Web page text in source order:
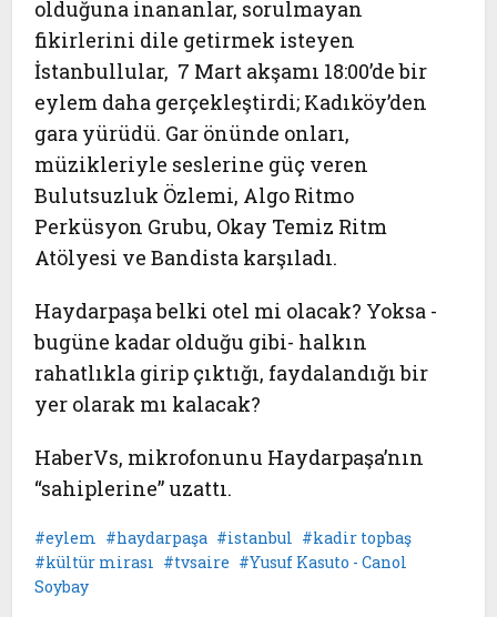
olduğuna inananlar, sorulmayan
fikirlerini dile getirmek isteyen
İstanbullular, 7 Mart akşamı 18:00’de bir
eylem daha gerçekleştirdi; Kadıköy’den
gara yürüdü. Gar önünde onları,
müzikleriyle seslerine güç veren
Bulutsuzluk Özlemi, Algo Ritmo
Perküsyon Grubu, Okay Temiz Ritm
Atölyesi ve Bandista karşıladı.
Haydarpaşa belki otel mi olacak? Yoksa -
bugüne kadar olduğu gibi- halkın
rahatlıkla girip çıktığı, faydalandığı bir
yer olarak mı kalacak?
HaberVs, mikrofonunu Haydarpaşa’nın
“sahiplerine” uzattı.
eylem haydarpaşa istanbul
kadir topbaş
kültür mirası
tvsaire
Yusuf Kasuto - Canol
Soybay